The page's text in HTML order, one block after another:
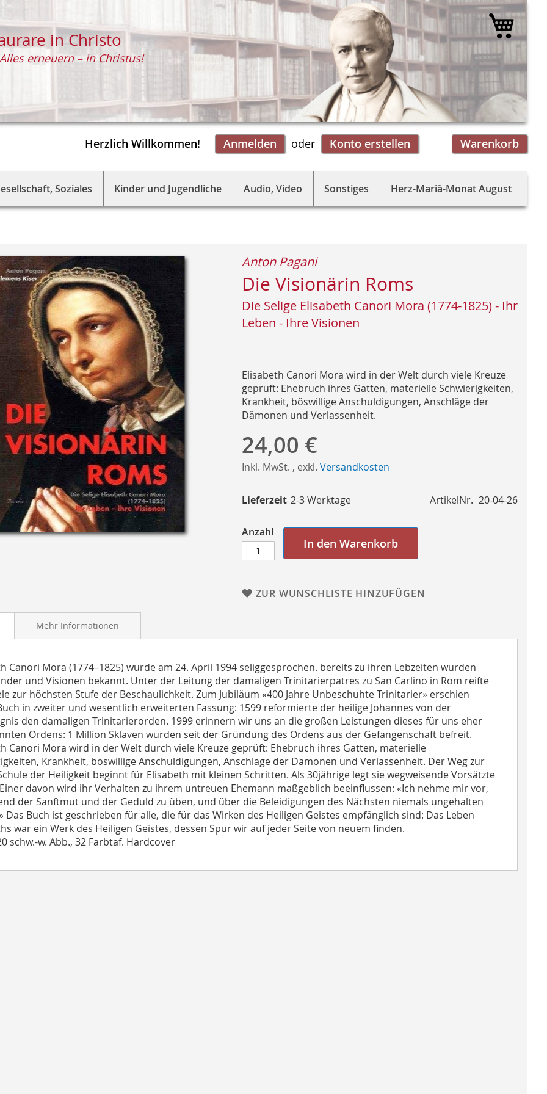
Herzlich Willkommen! Anmelden Warenkorb
Konto erstellen
in Christo
Alles erneuern – in Christus!
Mein
Soziales Kinder und Jugendliche Audio, Video Sonstiges Herz-Mariä-Monat August
Die Visionärin Roms
Die Selige Elisabeth Canori Mora (1774-1825) - Ihr
Leben - Ihre Visionen
Anton Pagani
Elisabeth Canori Mora wird in der Welt durch viele Kreuze
geprüft: Ehebruch ihres Gatten, materielle Schwierigkeiten,
Krankheit, böswillige Anschuldigungen, Anschläge der
Dämonen und Verlassenheit.
24,00 €
Inkl. MwSt. , exkl. Versandkosten
ArtikelNr. 20-04-26
Lieferzeit 2-3 Werktage
Anzahl
In den Warenkorb
ZUR WUNSCHLISTE HINZUFÜGEN
Canori Mora (1774–1825) wurde am 24. April 1994 seliggesprochen. bereits zu ihren Lebzeiten wurden
und Visionen bekannt. Unter der Leitung der damaligen Trinitarierpatres zu San Carlino in Rom reifte
zur höchsten Stufe der Beschaulichkeit. Zum Jubiläum «400 Jahre Unbeschuhte Trinitarier» erschien
in zweiter und wesentlich erweiterten Fassung: 1599 reformierte der heilige Johannes von der
den damaligen Trinitarierorden. 1999 erinnern wir uns an die großen Leistungen dieses für uns eher
Ordens: 1 Million Sklaven wurden seit der Gründung des Ordens aus der Gefangenschaft befreit.
Canori Mora wird in der Welt durch viele Kreuze geprüft: Ehebruch ihres Gatten, materielle
Krankheit, böswillige Anschuldigungen, Anschläge der Dämonen und Verlassenheit. Der Weg zur
der Heiligkeit beginnt für Elisabeth mit kleinen Schritten. Als 30jährige legt sie wegweisende Vorsätzte
davon wird ihr Verhalten zu ihrem untreuen Ehemann maßgeblich beeinflussen: «Ich nehme mir vor,
der Sanftmut und der Geduld zu üben, und über die Beleidigungen des Nächsten niemals ungehalten
Das Buch ist geschrieben für alle, die für das Wirken des Heiligen Geistes empfänglich sind: Das Leben
war ein Werk des Heiligen Geistes, dessen Spur wir auf jeder Seite von neuem finden.
schw.-w. Abb., 32 Farbtaf. Hardcover
Mehr Informationen